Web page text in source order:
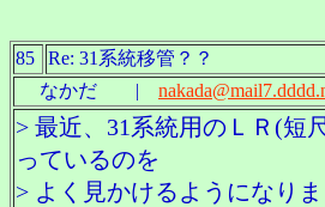
85 Re: 31系統移管？？
なかだ |
> 最近、31系統用のＬＲ(短
っているのを
> よく見かけるようになりま